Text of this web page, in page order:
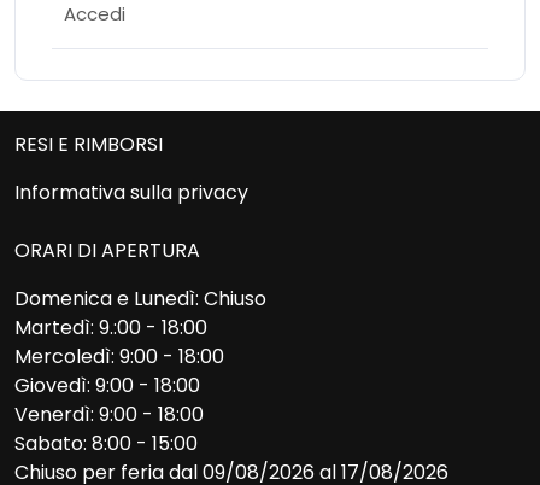
Accedi
RESI E RIMBORSI
Informativa sulla privacy
ORARI DI APERTURA
Domenica e Lunedì: Chiuso
Martedì: 9.:00 - 18:00
Mercoledì: 9:00 - 18:00
Giovedì: 9:00 - 18:00
Venerdì: 9:00 - 18:00
Sabato: 8:00 - 15:00
Chiuso per feria dal 09/08/2026 al 17/08/2026